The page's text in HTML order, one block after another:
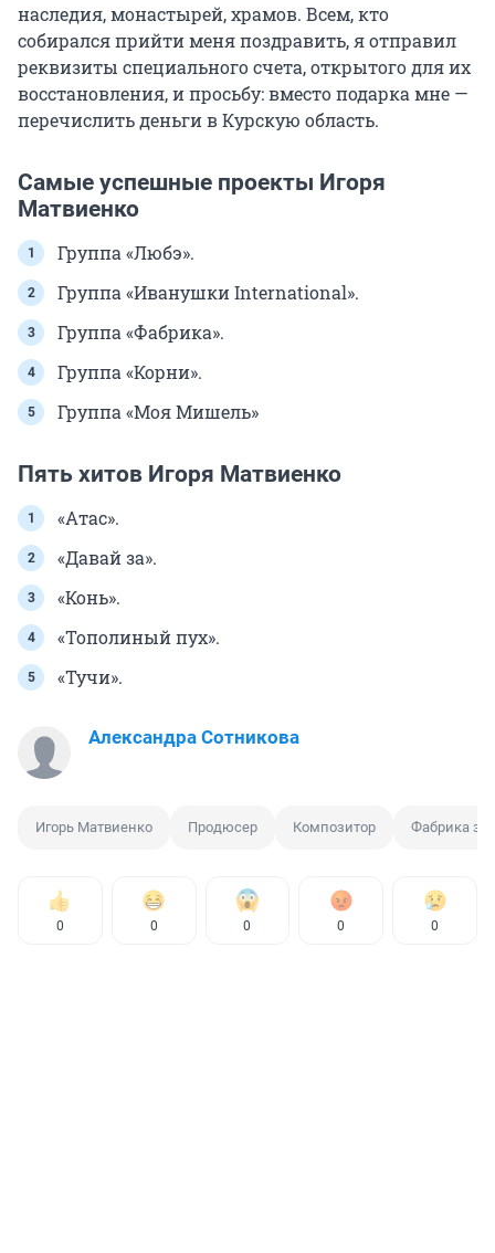
наследия, монастырей, храмов. Всем, кто
собирался прийти меня поздравить, я отправил
реквизиты специального счета, открытого для их
восстановления, и просьбу: вместо подарка мне —
перечислить деньги в Курскую область.
Самые успешные проекты Игоря
Матвиенко
Группа «Любэ».
Группа «Иванушки International».
Группа «Фабрика».
Группа «Корни».
Группа «Моя Мишель»
Пять хитов Игоря Матвиенко
«Атас».
«Давай за».
«Конь».
«Тополиный пух».
«Тучи».
Александра Сотникова
Игорь Матвиенко Продюсер Композитор Фабрика
0 0 0 0 0